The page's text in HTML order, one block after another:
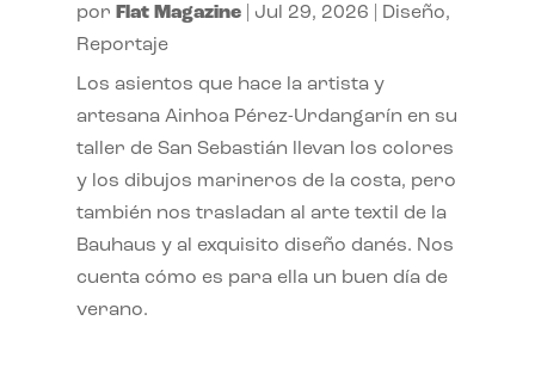
por Flat Magazine| Jul 29, 2026 Diseño,
Reportaje
Los asientos que hace la artista y
artesana Ainhoa Pérez-Urdangarín en su
taller de San Sebastián llevan los colores
y los dibujos marineros de la costa, pero
también nos trasladan al arte textil de la
Bauhaus y al exquisito diseño danés. Nos
cuenta cómo es para ella un buen día de
verano.